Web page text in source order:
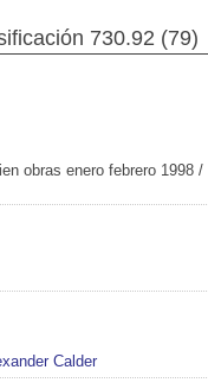
730.92 (79)
obras enero febrero 1998 /
Calder